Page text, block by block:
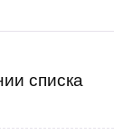
списка